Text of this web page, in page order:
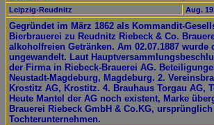
Leipzig-Reudnitz Aug.
Gegründet im März 1862 als Kommandit-
Bierbrauerei zu Reudnitz Riebeck & Co.
alkoholfreien Getränken. Am 02.07.1887 wurde
ungewandelt. Laut
der Firma in Riebeck-Brauerei AG.
Neustadt-Magdeburg, Magdeburg. 2.
Krostitz AG, Krostitz. 4. Brauhaus Torgau AG,
Heute Mantel der AG noch existent, Marke
Brauerei Riebeck GmbH & Co.KG,
Tochterunternehmen.